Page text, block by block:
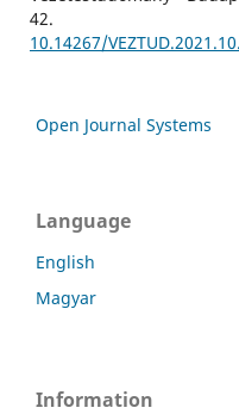
42.
10.14267/
Open Journal Systems
Language
English
Magyar
Information